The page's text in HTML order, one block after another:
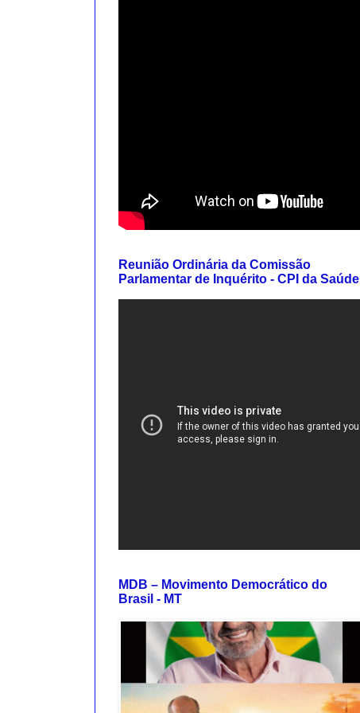
Reunião Ordinária da Comissão
Parlamentar de Inquérito - CPI da Saúde
MDB – Movimento Democrático do
Brasil - MT